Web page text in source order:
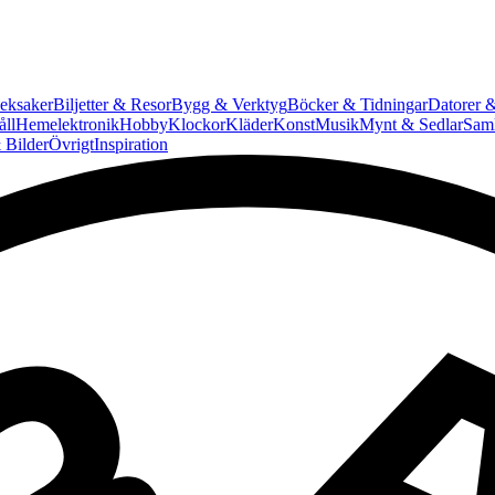
Biljetter & ResorBygg & VerktygBöcker & TidningarDatorer
HemelektronikHobbyKlockorKläderKonstMusikMynt & Sedlar
BilderÖvrigtInspiration